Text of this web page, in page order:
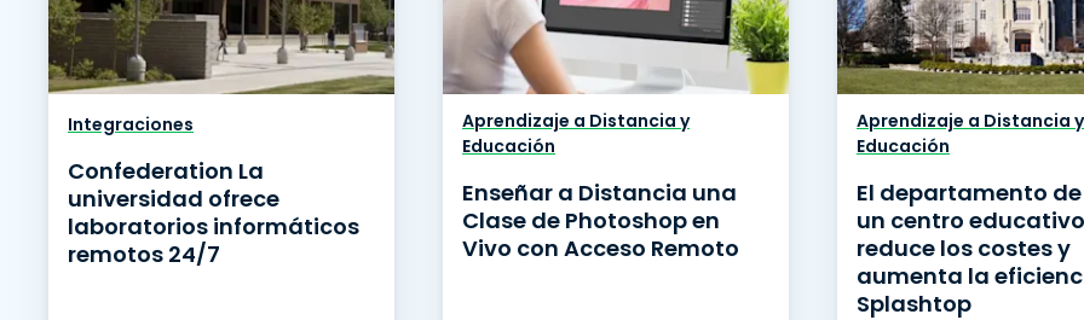
Integraciones
Confederation La
universidad ofrece
laboratorios informáticos
remotos 24/7
Aprendizaje a Distancia y
Educación
Enseñar a Distancia una
Clase de Photoshop en
Vivo con Acceso Remoto
Aprendizaje a Distancia y
Educación
El departamento de
un centro educativo
reduce los costes y
aumenta la
Splashtop